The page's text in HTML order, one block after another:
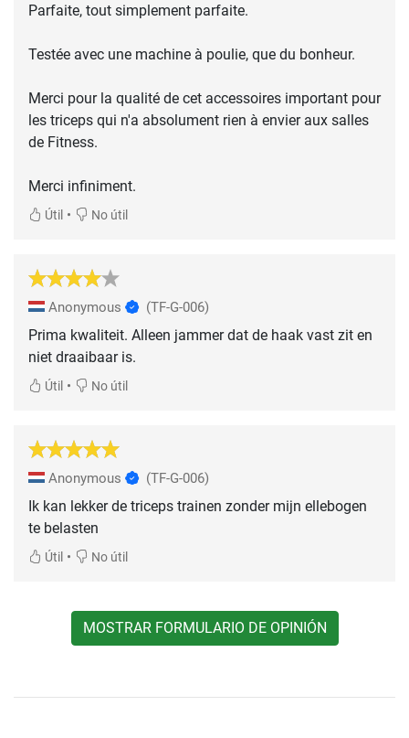
Parfaite, tout simplement parfaite.
Testée avec une machine à poulie, que du bonheur.
Merci pour la qualité de cet accessoires important pour
les triceps qui n'a absolument rien à envier aux salles
de Fitness.
Merci infiniment.
Útil • No útil
Anonymous (TF-G-006)
Prima kwaliteit. Alleen jammer dat de haak vast zit en
niet draaibaar is.
Útil • No útil
Anonymous (TF-G-006)
Ik kan lekker de triceps trainen zonder mijn ellebogen
te belasten
Útil • No útil
MOSTRAR FORMULARIO DE OPINIÓN